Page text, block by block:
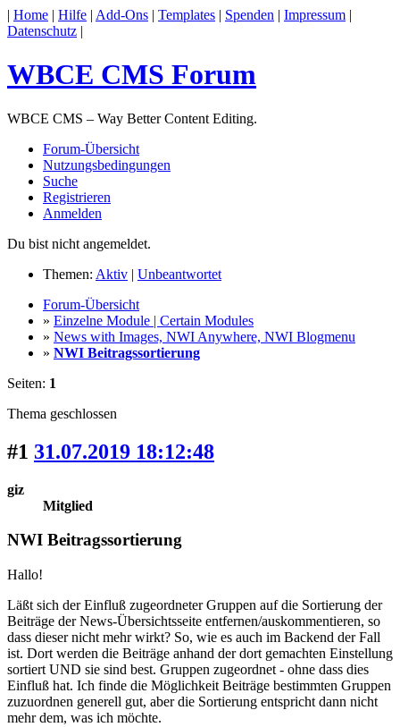
| Home | Hilfe | Add-Ons | Templates | Spenden | Impressum |
Datenschutz |
WBCE CMS Forum
WBCE CMS – Way Better Content Editing.
Forum-Übersicht
Nutzungsbedingungen
Suche
Registrieren
Anmelden
Du bist nicht angemeldet.
Themen: Aktiv | Unbeantwortet
Forum-Übersicht
» Einzelne Module | Certain Modules
» News with Images, NWI Anywhere, NWI Blogmenu
» NWI Beitragssortierung
Seiten: 1
Thema geschlossen
#1 31.07.2019 18:12:48
giz
Mitglied
NWI Beitragssortierung
Hallo!
Läßt sich der Einfluß zugeordneter Gruppen auf die Sortierung der
Beiträge der News-Übersichtsseite entfernen/auskommentieren, so
dass dieser nicht mehr wirkt? So, wie es auch im Backend der Fall
ist. Dort werden die Beiträge anhand der dort gemachten Einstellung
sortiert UND sie sind best. Gruppen zugeordnet - ohne dass dies
Einfluß hat. Ich finde die Möglichkeit Beiträge bestimmten Gruppen
zuzuordnen generell gut, aber die Sortierung entspricht dann nicht
mehr dem, was ich möchte.